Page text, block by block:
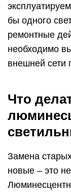
бы одного
ремонтные
необходимо
внешней сети
Что
Замена
новые – это